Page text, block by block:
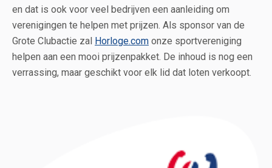
en dat is ook voor veel bedrijven een aanleiding om
verenigingen te helpen met prijzen. Als sponsor van de
Grote Clubactie zal Horloge.com onze sportvereniging
helpen aan een mooi prijzenpakket. De inhoud is nog een
verrassing, maar geschikt voor elk lid dat loten verkoopt.